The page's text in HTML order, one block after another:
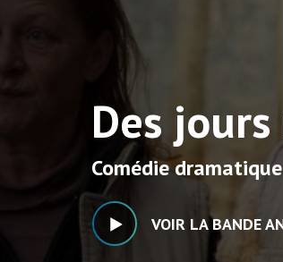
Des
Comédie
VOIR LA BANDE